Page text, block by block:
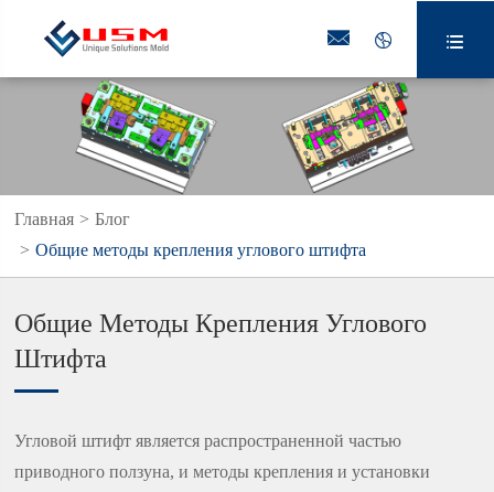
  
Главная
Блог
Общие методы крепления углового штифта
Общие Методы Крепления Углового
Штифта
Угловой штифт является распространенной частью
приводного ползуна, и методы крепления и установки